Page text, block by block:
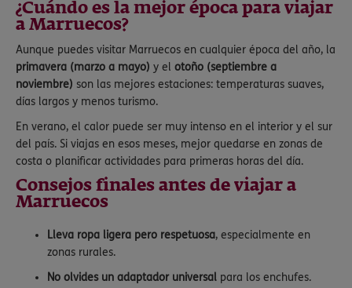
¿Cuándo es la mejor época para viajar
a Marruecos?
Aunque puedes visitar Marruecos en cualquier época del año, la
primavera (marzo a mayo) y el otoño (septiembre a
noviembre) son las mejores estaciones: temperaturas suaves,
días largos y menos turismo.
En verano, el calor puede ser muy intenso en el interior y el sur
del país. Si viajas en esos meses, mejor quedarse en zonas de
costa o planificar actividades para primeras horas del día.
Consejos finales antes de viajar a
Marruecos
Lleva ropa ligera pero respetuosa, especialmente en
zonas rurales.
No olvides un adaptador universal para los enchufes.